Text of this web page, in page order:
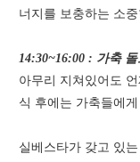
너지를 보충하는 소
14:30~16:00 : 가축
아무리 지쳐있어도
식 후에는 가축들에
실베스타가 갖고 있